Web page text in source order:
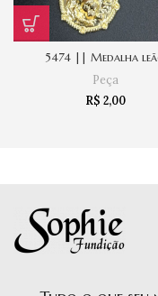
5474 || Medalha
Peça
R$ 2,00